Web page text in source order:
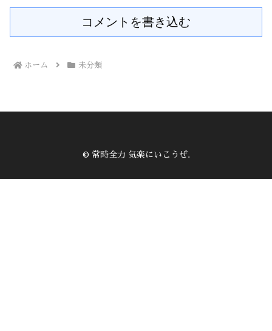
コメントを書き込む
ホーム 未分類
© 常時全力 気楽にいこうぜ.